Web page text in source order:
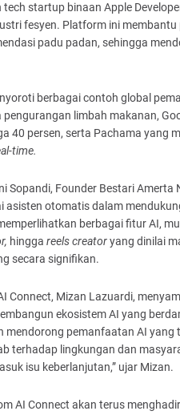
tech startup binaan Apple
fesyen. Platform ini
padu padan, sehingga
berbagai contoh global
limbah makanan,
40 persen, serta Pachama yang
time.
Sopandi, Founder Bestari
asisten otomatis dalam
berbagai fitur AI,
hingga reels creatoryang dinilai
secara signifikan.
Connect, Mizan Lazuardi,
ekosistem AI yang
mendorong pemanfaatan AI
terhadap lingkungan dan
isu keberlanjutan,” ujar Mizan.
AI Connect akan terus